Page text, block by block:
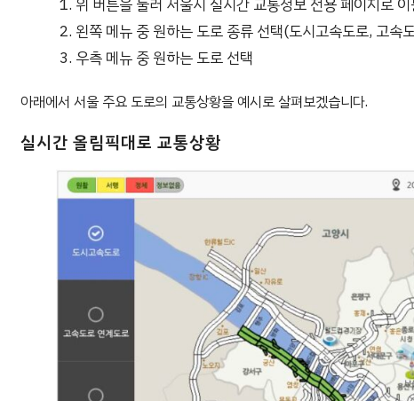
위 버튼을 눌러 서울시 실시간 교통정보 전용 페이지로
왼쪽 메뉴 중 원하는 도로 종류 선택(도시고속도로, 고속
우측 메뉴 중 원하는 도로 선택
아래에서 서울 주요 도로의 교통상황을 예시로 살펴보겠습니다.
실시간 올림픽대로 교통상황